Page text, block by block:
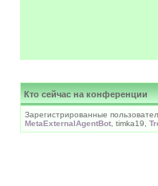
Кто сейчас на конференции
Зарегистрированные
MetaExternalAgentBot , timka19,